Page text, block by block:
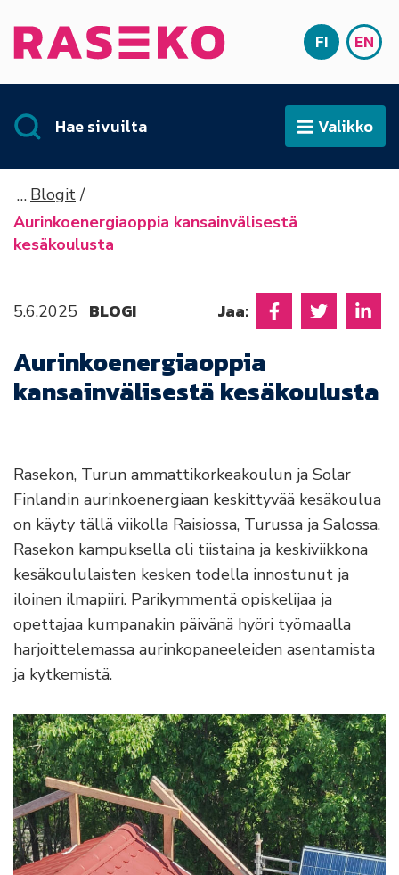
Etusivu SUOMI
FI EN
Hae sivuilta AvaaValikko
Blogit
Aurinkoenergiaoppia kansainvälisestä
kesäkoulusta
5.6.2025 BLOGI Jaa: Jaa Facebookissa
Jaa Jaa
Aurinkoenergiaoppia
kansainvälisestä kesäkoulusta
Rasekon, Turun ammattikorkeakoulun ja Solar
Finlandin aurinkoenergiaan keskittyvää kesäkoulua
on käyty tällä viikolla Raisiossa, Turussa ja Salossa.
Rasekon kampuksella oli tiistaina ja keskiviikkona
kesäkoululaisten kesken todella innostunut ja
iloinen ilmapiiri. Parikymmentä opiskelijaa ja
opettajaa kumpanakin päivänä hyöri työmaalla
harjoittelemassa aurinkopaneeleiden asentamista
ja kytkemistä.